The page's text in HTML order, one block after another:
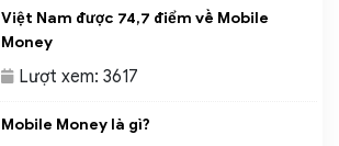
Việt Nam được 74,7 điểm về Mobile
Money
Lượt xem: 3617
Mobile Money là gì?